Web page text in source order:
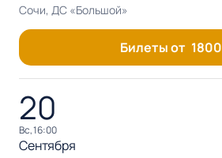
Сочи, ДС «Большой»
Билеты от 1800
20
вс, 16:00
Сентября